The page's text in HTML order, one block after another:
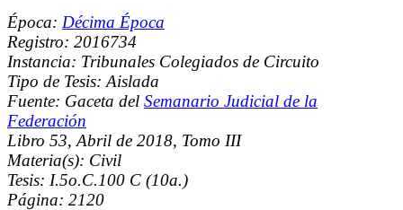
Época: Décima Época
Registro: 2016734
Instancia: Tribunales Colegiados de Circuito
Tipo de Tesis: Aislada
Fuente: Gaceta del Semanario Judicial de la
Federación
Libro 53, Abril de 2018, Tomo III
Materia(s): Civil
Tesis: I.5o.C.100 C (10a.)
Página: 2120